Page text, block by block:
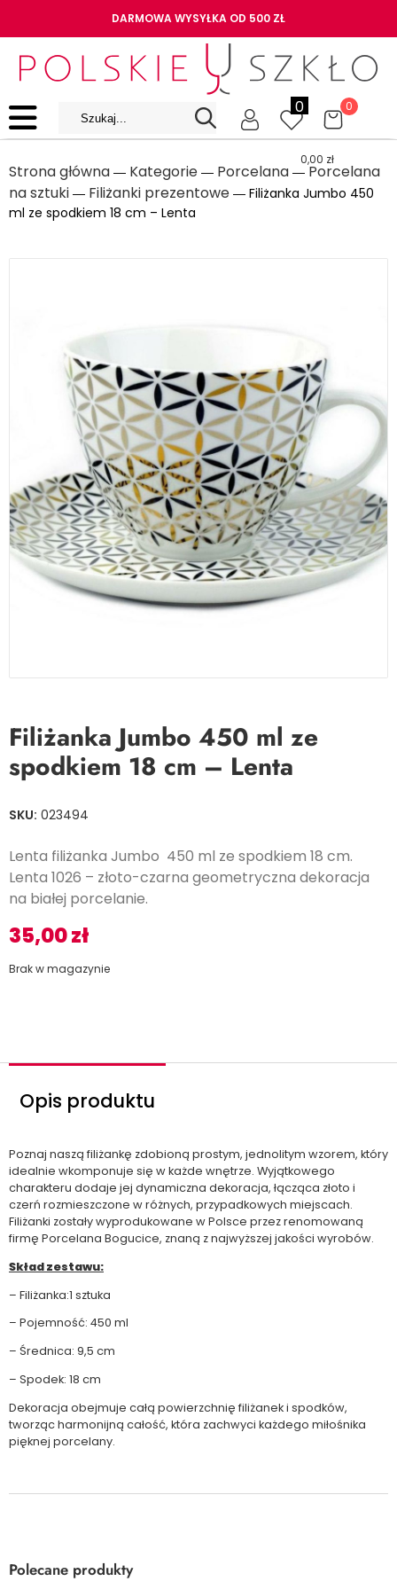
DARMOWA WYSYŁKA OD 500 ZŁ
0 0
0,00 zł
Strona główna ― Kategorie ― Porcelana ― Porcelana
na sztuki ― Filiżanki prezentowe ― Filiżanka Jumbo 450
ml ze spodkiem 18 cm – Lenta
Filiżanka Jumbo 450 ml ze
spodkiem 18 cm – Lenta
SKU: 023494
Lenta filiżanka Jumbo 450 ml ze spodkiem 18 cm.
Lenta 1026 – złoto-czarna geometryczna dekoracja
na białej porcelanie.
35,00zł
Brak w magazynie
Opis produktu
Poznaj naszą filiżankę zdobioną prostym, jednolitym wzorem, który
idealnie wkomponuje się w każde wnętrze. Wyjątkowego
charakteru dodaje jej dynamiczna dekoracja, łącząca złoto i
czerń rozmieszczone w różnych, przypadkowych miejscach.
Filiżanki zostały wyprodukowane w Polsce przez renomowaną
firmę Porcelana Bogucice, znaną z najwyższej jakości wyrobów.
Skład zestawu:
– Filiżanka:1 sztuka
– Pojemność: 450 ml
– Średnica: 9,5 cm
– Spodek: 18 cm
Dekoracja obejmuje całą powierzchnię filiżanek i spodków,
tworząc harmonijną całość, która zachwyci każdego miłośnika
pięknej porcelany.
Polecane produkty